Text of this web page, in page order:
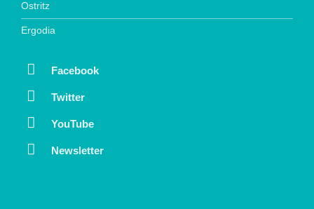
Ostritz
Ergodia
Facebook
Twitter
YouTube
Newsletter